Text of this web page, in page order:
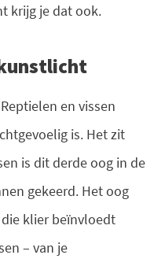
krijg je dat ook.
en vissen
is. Het zit
is dit derde oog in de
gekeerd. Het oog
klier beïnvloedt
– van je